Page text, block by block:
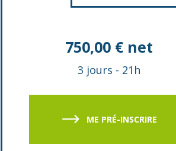
750,00 € net
3 jours - 21h
ME PRÉ-INSCRIRE